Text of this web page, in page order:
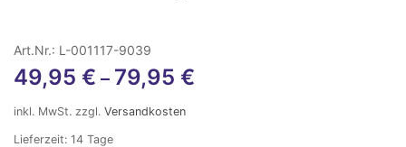
Art.Nr.: L-001117-9039
49,95 € – 79,95 €
inkl. MwSt. zzgl. Versandkosten
Lieferzeit: 14 Tage